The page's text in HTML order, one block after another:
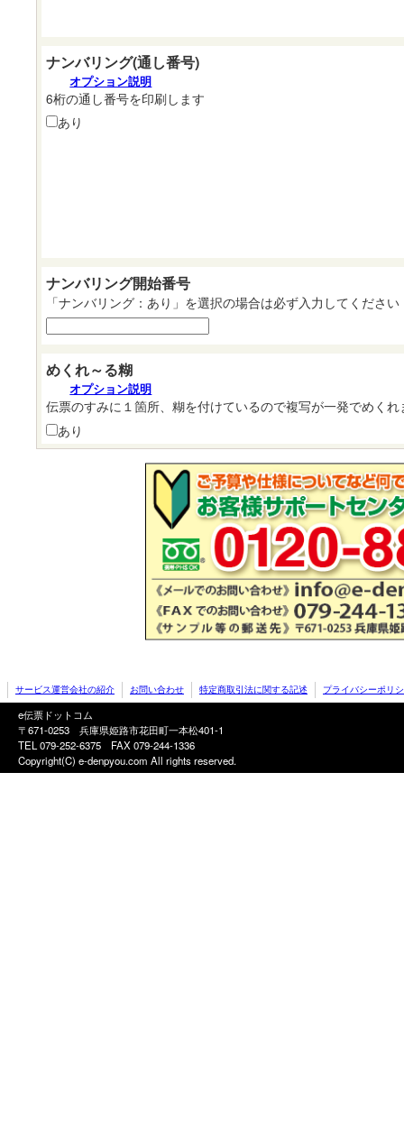
ナンバリング(通し番号)
オプション説明
6桁の通し番号を印刷します
あり
ナンバリング開始番号
「ナンバリング：あり」を選択の場合は必ず入力してください
めくれ～る糊
オプション説明
伝票のすみに１箇所、糊を付けているので複写が一発でめくれ
あり
サービス運営会社の紹介 お問い合わせ 特定商取引法に関する記述 プライバシーポリ
e伝票ドットコム
〒671-0253 兵庫県姫路市花田町一本松401-1
TEL 079-252-6375 FAX 079-244-1336
Copyright(C) e-denpyou.com All rights reserved.